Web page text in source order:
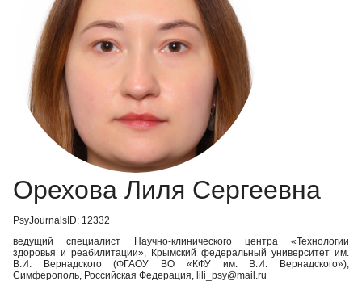
Регистрация
Орехова Лиля Сергеевна
PsyJournalsID: 12332
ведущий специалист Научно-клинического центра «Технологии
здоровья и реабилитации», Крымский федеральный университет им.
В.И. Вернадского (ФГАОУ ВО «КФУ им. В.И. Вернадского»),
Симферополь, Российская Федерация, lili_psy@mail.ru